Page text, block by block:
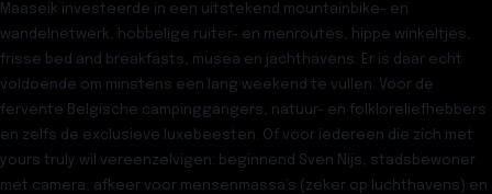
Maaseik investeerde in een uitstekend mountainbike- en
wandelnetwerk, hobbelige ruiter- en menroutes, hippe winkeltjes,
frisse bed and breakfasts, musea en jachthavens. Er is daar echt
voldoende om minstens een lang weekend te vullen. Voor de
fervente Belgische campinggangers, natuur- en folkloreliefhebbers
en zelfs de exclusieve luxebeesten. Of voor iedereen die zich met
yours truly wil vereenzelvigen: beginnend Sven Nijs, stadsbewoner
met camera, afkeer voor mensenmassa’s (zeker op luchthavens) en